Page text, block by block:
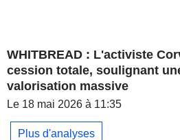
WHITBREAD : L'activiste
cession totale, soulignant
valorisation massive
Le 18 mai 2026 à 11:35
Plus d'analyses